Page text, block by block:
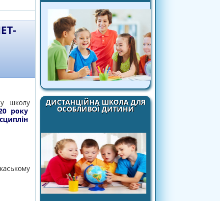
ДИСТАНЦІЙНА ШКОЛА ДЛЯ
ОСОБЛИВОЇ ДИТИНИ
школу
року